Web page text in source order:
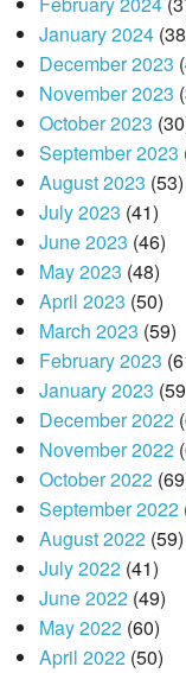
January 2024
December 2023
November 2023
October 2023
September 2023
August 2023 (53)
July 2023 (41)
June 2023 (46)
May 2023 (48)
April 2023 (50)
March 2023 (59)
February 2023
January 2023
December 2022
November 2022
October 2022
September 2022
August 2022(59)
July 2022(41)
June 2022(49)
May 2022(60)
April 2022(50)